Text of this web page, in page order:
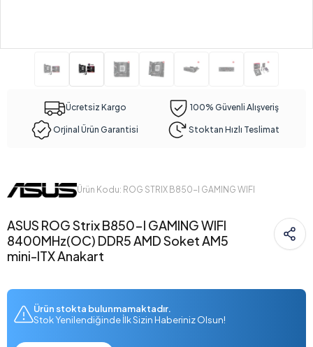
Ücretsiz Kargo 100% Güvenli Alışveriş
Orjinal Ürün Garantisi Stoktan Hızlı Teslimat
Ürün Kodu: ROG STRIX B850-I GAMING WIFI
ASUS ROG Strix B850-I GAMING WIFI
8400MHz(OC) DDR5 AMD Soket AM5
mini-ITX Anakart
Ürün stokta bulunmamaktadır.
Stok Yenilendiğinde İlk Sizin Haberiniz Olsun!